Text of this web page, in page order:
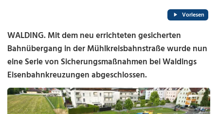
Vorlesen
WALDING. Mit dem neu errichteten gesicherten
Bahnübergang in der Mühlkreisbahnstraße wurde nun
eine Serie von Sicherungsmaßnahmen bei Waldings
Eisenbahnkreuzungen abgeschlossen.